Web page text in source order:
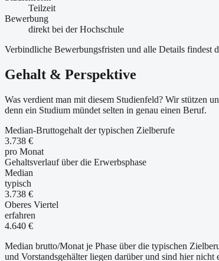
Teilzeit
Bewerbung
direkt bei der Hochschule
Verbindliche Bewerbungsfristen und alle Details findest
Gehalt & Perspektive
Was verdient man mit diesem Studienfeld? Wir stützen
denn ein Studium mündet selten in genau einen Beruf.
Median-Bruttogehalt der typischen Zielberufe
3.738 €
pro Monat
Gehaltsverlauf über die Erwerbsphase
Median
typisch
3.738 €
Oberes Viertel
erfahren
4.640 €
Median brutto/Monat je Phase über die typischen
und Vorstandsgehälter liegen darüber und sind hier nicht